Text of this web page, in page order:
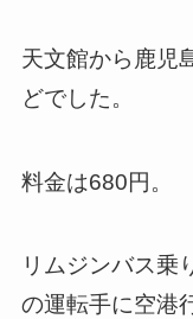
天文館から鹿児
どでした。
料金は680円。
リムジンバス乗
の運転手に空港